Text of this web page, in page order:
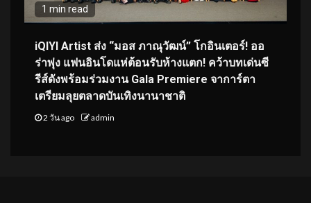
1 min read
iQIYI Artist ส่ง “มอส ภาณุวัฒน์” โกอินเตอร์! ออ
ร่าพุ่ง แฟนอินโดแห่ต้อนรับห้างแตก! คว้าบทเด่นซี
รีส์ดังพร้อมร่วมงาน Gala Premiere จาการ์ตา
เตรียมลุยตลาดบันเทิงนานาชาติ
2 วัน ago admin